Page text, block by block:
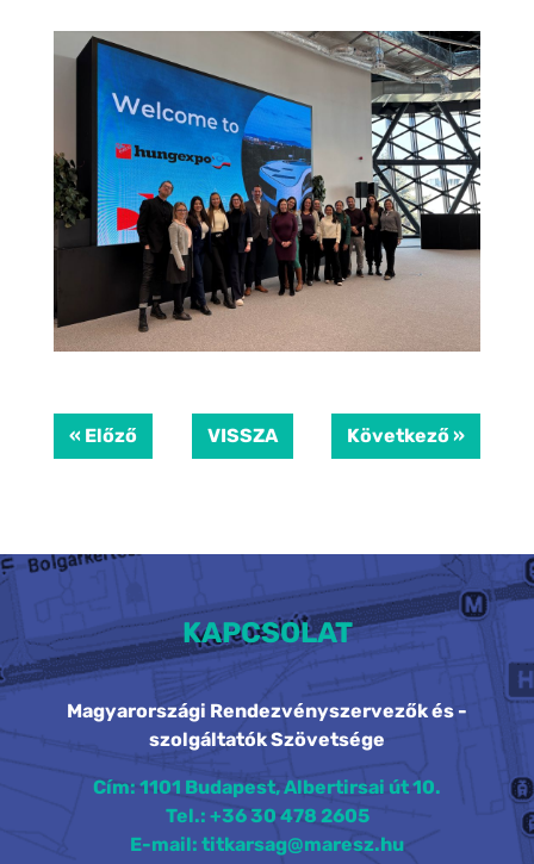
« Előző VISSZA Következő »
KAPCSOLAT
Magyarországi Rendezvényszervezők és -
szolgáltatók Szövetsége
Cím: 1101 Budapest, Albertirsai út 10.
Tel.: +36 30 478 2605
E-mail: titkarsag@maresz.hu